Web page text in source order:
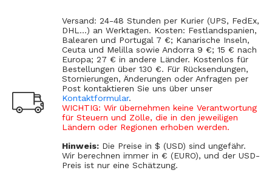
Versand: 24-48 Stunden per Kurier (UPS, FedEx,
DHL...) an Werktagen. Kosten: Festlandspanien,
Balearen und Portugal 7 €; Kanarische Inseln,
Ceuta und Melilla sowie Andorra 9 €; 15 € nach
Europa; 27 € in andere Länder. Kostenlos für
Bestellungen über 130 €. Für Rücksendungen,
Stornierungen, Änderungen oder Anfragen per
Post kontaktieren Sie uns über unser
Kontaktformular.
WICHTIG: Wir übernehmen keine Verantwortung
für Steuern und Zölle, die in den jeweiligen
Ländern oder Regionen erhoben werden.
Hinweis: Die Preise in $ (USD) sind ungefähr.
Wir berechnen immer in € (EURO), und der USD-
Preis ist nur eine Schätzung.